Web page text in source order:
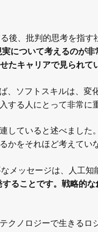
後、批判的思考を指す
実について考えるのが
たキャリアで見られて
、ソフトスキルは、変
する人にとって非常に
していると述べました
をそれほど考えてい
メッセージは、人工
ることです。戦略的
クノロジーで生きるロ